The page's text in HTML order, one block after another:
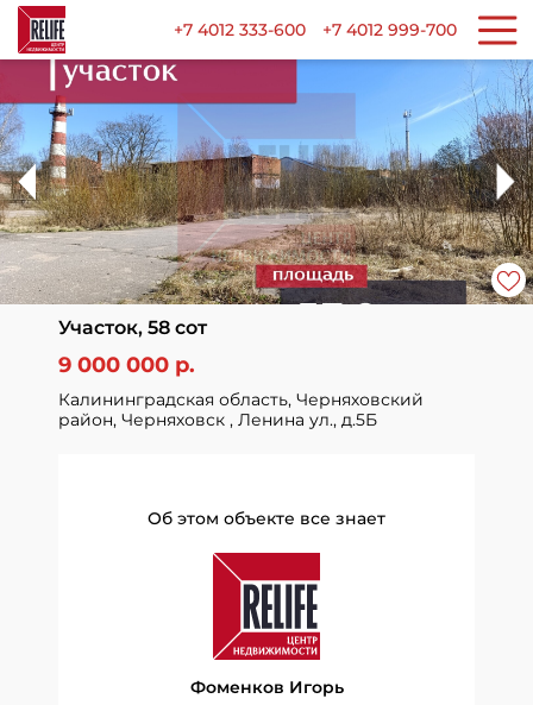
+7 4012 333-600 +7 4012 999-700
Участок, 58 сот
9 000 000 р.
Калининградская область, Черняховский
район, Черняховск , Ленина ул., д.5Б
Об этом объекте все знает
Фоменков Игорь